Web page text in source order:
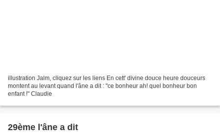
illustration Jalm, cliquez sur les liens En cett' divine douce heure douceurs
montent au levant quand l'âne a dit : "ce bonheur ah! quel bonheur bon
enfant !" Claudie
29ème l'âne a dit